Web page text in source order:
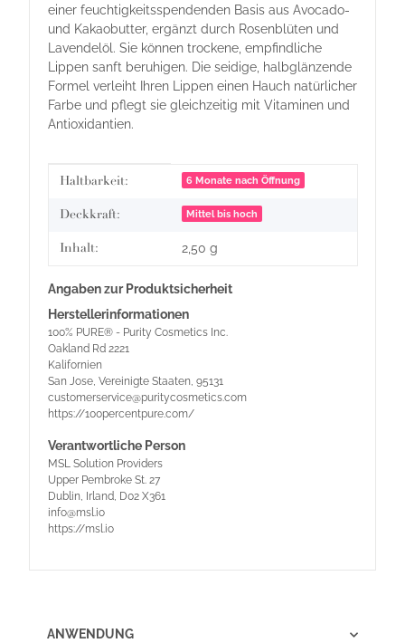
einer feuchtigkeitsspendenden Basis aus Avocado-
und Kakaobutter, ergänzt durch Rosenblüten und
Lavendelöl. Sie können trockene, empfindliche
Lippen sanft beruhigen. Die seidige, halbglänzende
Formel verleiht Ihren Lippen einen Hauch natürlicher
Farbe und pflegt sie gleichzeitig mit Vitaminen und
Antioxidantien.
Produkteigenschaft
Wert
Haltbarkeit: 6 Monate nach Öffnung
Deckkraft: Mittel bis hoch
Inhalt: 2,50 g
Angaben zur Produktsicherheit
Herstellerinformationen
100% PURE® - Purity Cosmetics Inc.
Oakland Rd 2221
Kalifornien
San Jose, Vereinigte Staaten, 95131
customerservice@puritycosmetics.com
https://100percentpure.com/
Verantwortliche Person
MSL Solution Providers
Upper Pembroke St. 27
Dublin, Irland, D02 X361
info@msl.io
https://msl.io
ANWENDUNG